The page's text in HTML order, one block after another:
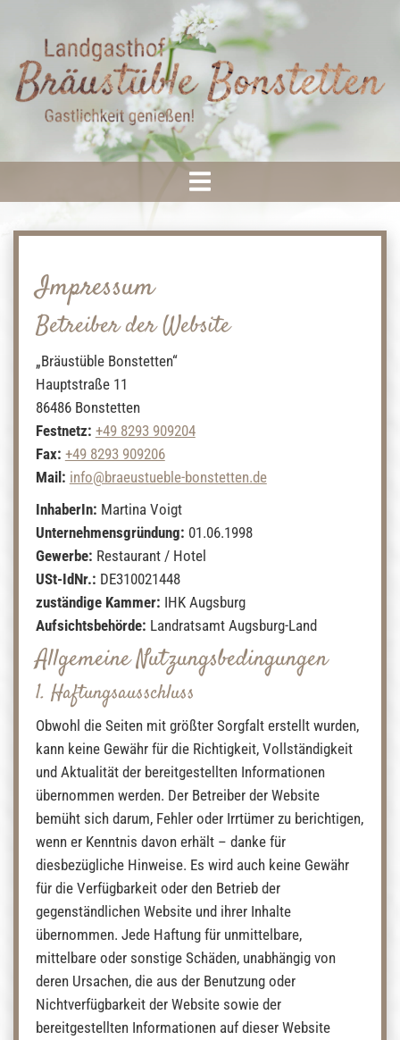
Impressum
Betreiber der Website
„Bräustüble Bonstetten“
Hauptstraße 11
86486 Bonstetten
Festnetz: +49 8293 909204
Fax: +49 8293 909206
Mail: info@braeustueble-bonstetten.de
InhaberIn: Martina Voigt
Unternehmensgründung: 01.06.1998
Gewerbe: Restaurant / Hotel
USt-IdNr.: DE310021448
zuständige Kammer: IHK Augsburg
Aufsichtsbehörde: Landratsamt Augsburg-Land
Allgemeine Nutzungsbedingungen
1. Haftungsausschluss
Obwohl die Seiten mit größter Sorgfalt erstellt wurden,
kann keine Gewähr für die Richtigkeit, Vollständigkeit
und Aktualität der bereitgestellten Informationen
übernommen werden. Der Betreiber der Website
bemüht sich darum, Fehler oder Irrtümer zu berichtigen,
wenn er Kenntnis davon erhält – danke für
diesbezügliche Hinweise. Es wird auch keine Gewähr
für die Verfügbarkeit oder den Betrieb der
gegenständlichen Website und ihrer Inhalte
übernommen. Jede Haftung für unmittelbare,
mittelbare oder sonstige Schäden, unabhängig von
deren Ursachen, die aus der Benutzung oder
Nichtverfügbarkeit der Website sowie der
bereitgestellten Informationen auf dieser Website